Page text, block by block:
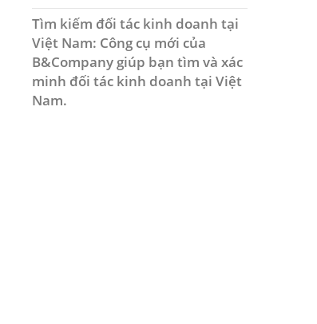
Tìm kiếm đối tác kinh doanh tại
Việt Nam: Công cụ mới của
B&Company giúp bạn tìm và xác
minh đối tác kinh doanh tại Việt
Nam.